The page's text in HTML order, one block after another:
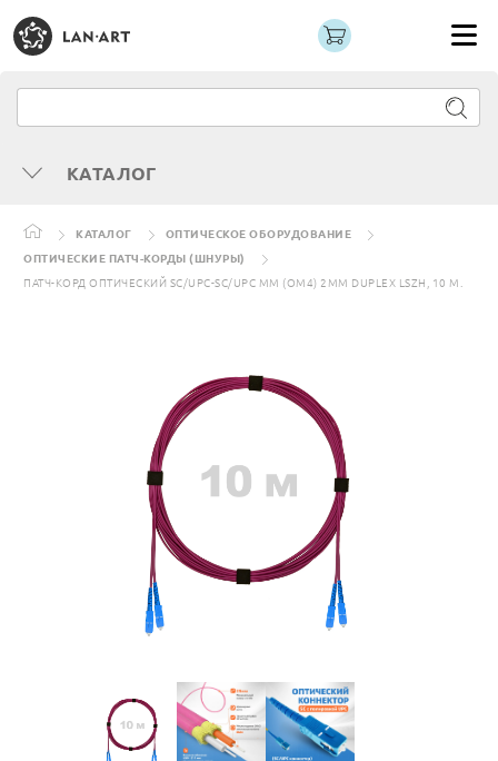
КАТАЛОГ
КАТАЛОГ
ОПТИЧЕСКОЕ ОБОРУДОВАНИЕ
ОПТИЧЕСКИЕ ПАТЧ-КОРДЫ (ШНУРЫ)
ПАТЧ-КОРД ОПТИЧЕСКИЙ SC/UPC-SC/UPC MM (OM4) 2MM DUPLEX LSZH, 10 М.